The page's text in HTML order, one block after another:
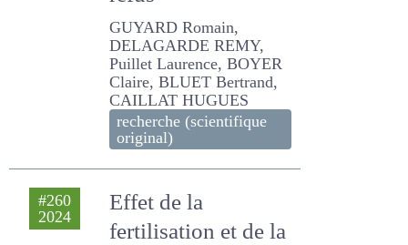
nature et le taux de
refus
GUYARD Romain,
DELAGARDE REMY, Puillet
Laurence, BOYER Claire,
BLUET Bertrand, CAILLAT
original)